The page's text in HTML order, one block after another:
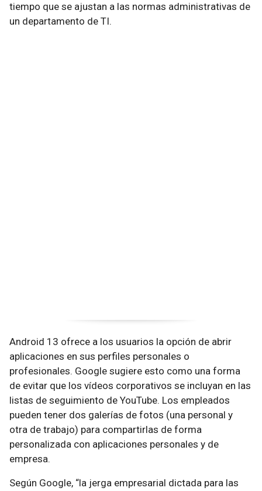
tiempo que se ajustan a las normas administrativas de
un departamento de TI.
Android 13 ofrece a los usuarios la opción de abrir
aplicaciones en sus perfiles personales o
profesionales. Google sugiere esto como una forma
de evitar que los vídeos corporativos se incluyan en las
listas de seguimiento de YouTube. Los empleados
pueden tener dos galerías de fotos (una personal y
otra de trabajo) para compartirlas de forma
personalizada con aplicaciones personales y de
empresa.
Según Google, “la jerga empresarial dictada para las